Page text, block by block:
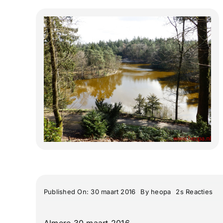
Published On: 30 maart 2016 By heopa 2s Reactieson